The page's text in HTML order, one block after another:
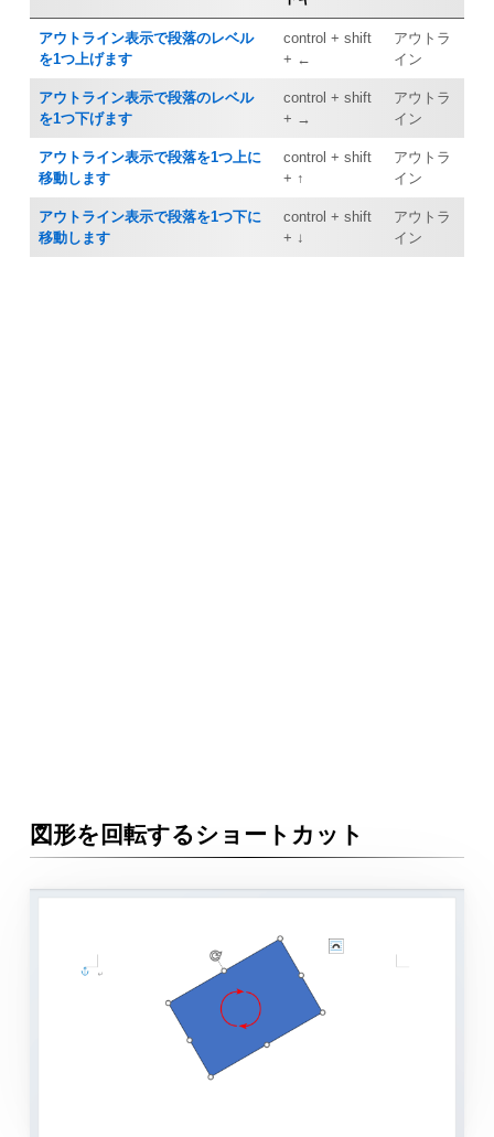
アウトライン表示で段落のレベル
を1つ上げます
control + shift
+ ←
アウトラ
イン
アウトライン表示で段落のレベル
を1つ下げます
control + shift
+ →
アウトラ
イン
アウトライン表示で段落を1つ上に
移動します
control + shift
+ ↑
アウトラ
イン
アウトライン表示で段落を1つ下に
移動します
control + shift
+ ↓
アウトラ
イン
図形を回転するショートカット